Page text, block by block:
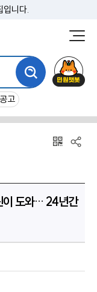
입니다.
고
원
이 도와… 24년간